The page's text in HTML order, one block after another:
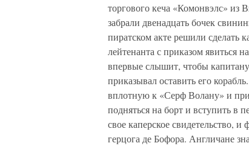
торгового кеча «Комонвэлс»
забрали двенадцать бочек
пиратском акте решили сделать
лейтенанта с приказом
впервые слышит, чтобы
приказывал оставить его
вплотную к «Серф Волану» и
подняться на борт и вступить в
свое каперское свидетельство,
герцога де Бофора. Англичане